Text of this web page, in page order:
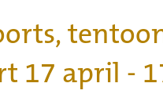
17 april -